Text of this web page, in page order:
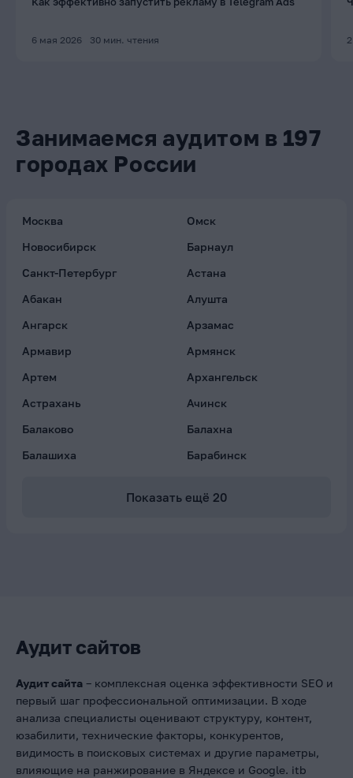
6 мая 2026 30 мин. чтения
Занимаемся аудитом в 197
городах России
Москва
Омск
Новосибирск
Барнаул
Санкт-Петербург
Астана
Абакан
Алушта
Ангарск
Арзамас
Армавир
Армянск
Артем
Архангельск
Астрахань
Ачинск
Балаково
Балахна
Балашиха
Барабинск
Показать ещё 20
Аудит сайтов
Аудит сайта – комплексная оценка эффективности SEO и
первый шаг профессиональной оптимизации. В ходе
анализа специалисты оценивают структуру, контент,
юзабилити, технические факторы, конкурентов,
видимость в поисковых системах и другие параметры,
влияющие на ранжирование в Яндексе и Google. itb